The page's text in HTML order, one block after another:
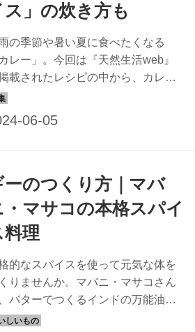
ス」の炊き方も
の季節や暑い夏に食べたくなる
カレー」。今回は『天然生活web』
載されたレシピの中から、カレー
店とカレーを愛するプロに教わっ
ーのつくり方｜マバ
・マサコの本格スパイ
料理
的なスパイスを使って元気な体を
りませんか。マバニ・マサコさん
バターでつくるインドの万能油
ー」のつくり方 を教えていただき